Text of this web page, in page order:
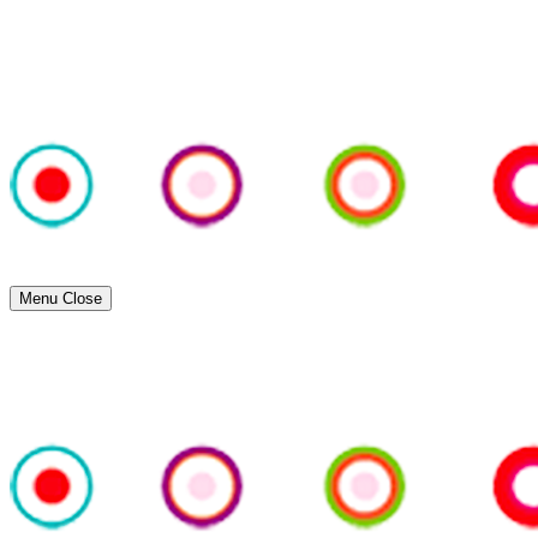
Menu Close